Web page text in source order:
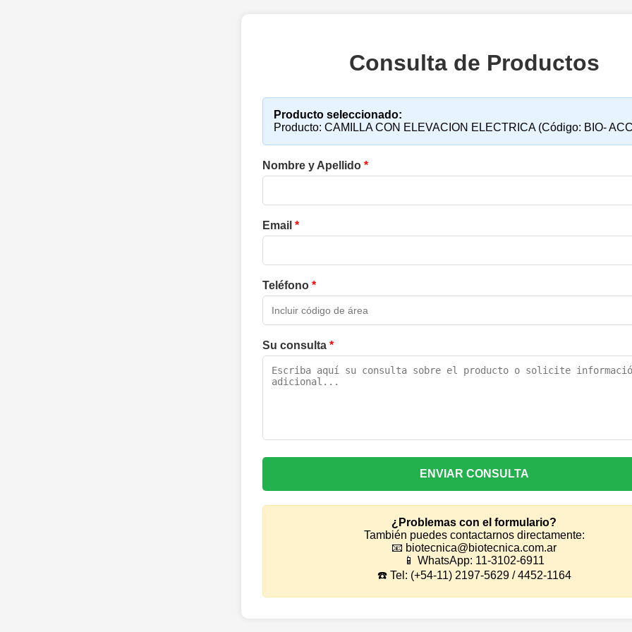
Consulta de Productos
Producto seleccionado:
Producto: CAMILLA CON ELEVACION ELECTRICA (Código: BIO-
Nombre y Apellido *
Email *
Teléfono *
Su consulta *
ENVIAR CONSULTA
¿Problemas con el formulario?
También puedes contactarnos directamente:
📧 biotecnica@biotecnica.com.ar
📱 WhatsApp: 11-3102-6911
☎️ Tel: (+54-11) 2197-5629 / 4452-1164